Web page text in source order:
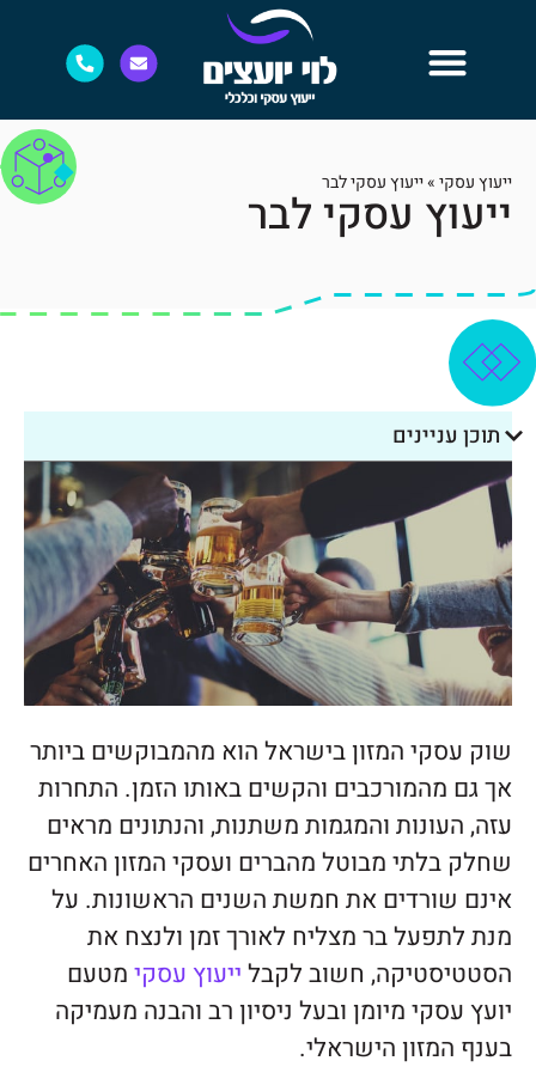
ייעוץ עסקי»ייעוץ עסקי לבר
ייעוץ עסקי לבר
תוכן עניינים
שוק עסקי המזון בישראל הוא מהמבוקשים ביותר
אך גם מהמורכבים והקשים באותו הזמן. התחרות
עזה, העונות והמגמות משתנות, והנתונים מראים
שחלק בלתי מבוטל מהברים ועסקי המזון האחרים
אינם שורדים את חמשת השנים הראשונות. על
מנת לתפעל בר מצליח לאורך זמן ולנצח את
הסטטיסטיקה, חשוב לקבלייעוץ עסקימטעם
יועץ עסקי מיומן ובעל ניסיון רב והבנה מעמיקה
בענף המזון הישראלי.